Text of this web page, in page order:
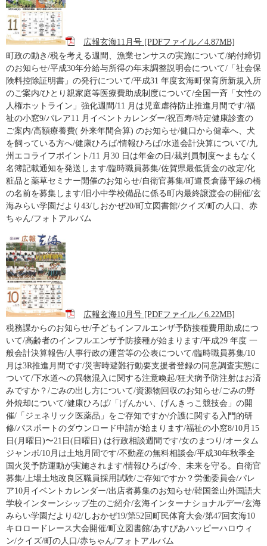
広報玄海11月号 [PDFファイル／4.87MB]
町政の動き/税を考える週間、漁業センサスの実施について/納付締切
のお知らせ/平成30年分給与所得の年末調整説明会について/「社会保
険料控除証明書」の発行について/平成31 年度玄海町保育所新規入所
のご案内/ひとり親家庭等医療費助成制度について/全国一斉「女性の
人権ホットライン」強化週間/11 月は児童虐待防止推進月間です/福
祉の小窓9/パレア11 月イベントカレンダー/祝百寿/特定健康診査の
ご案内/高額療養費( 外来年間合算) のお知らせ/健口から健幸へ、犬
を飼っている方へ/健康ひろば/情報ひろば/水道会計決算について/九
州エコライフポイント/11 月30 日は年金の日/裁判員制度〜まもなく
名簿記載通知を発送します/臨時職員募集/佐賀県最低賃金の改定/化
粧品と薬草セミナー開催のお知らせ/自衛官募集/町道長倉藤平線の橋
の名前を募集します/旧小中学校備品に係る町内最終譲渡会の開催/玄
海みらい学園だより43/しおかぜ20/町立図書館/クイズ/町の人口、赤
ちゃん/フォトアルバム
広報玄海10月号 [PDFファイル／6.22MB]
税務課からのお知らせ/子どもインフルエンザ予防接種費用助成につ
いて/高齢者のインフルエンザ予防接種が始まります/平成29 年度 一
般会計決算報告/人事行政の運営等の公表について/臨時職員募集/10
月は3R推進月間です/災害時避難行動要支援者登録の同意調査実態に
ついて/下水道への異物混入に関する注意喚起/狂犬病予防注射はお済
みですか？/ごみの出し方について/資源物回収のお知らせ/ごみの野
外焼却について/健康ひろば/「げんかい、げんきっこ競技会」の開
催/「ジェネリック医薬品」をご存知ですか/介護に関する入門的研
修/パスポートのダウンロード申請が始まります/福祉の小窓8/10月15
日(月曜日)〜21日(日曜日) は行政相談週間です/女のまつり/オータム
ジャンボ/10月は土地月間です/不動産の無料相談会/平成30年秋季全
国火災予防運動が実施されます/情報ひろば/今、未来を守る。自衛官
募集/上場土地改良区職員採用試験/ご存知ですか？労働委員会/パレ
ア10月イベントカレンダー/出店者募集のお知らせ/韓国釜山外国語大
学校インターンシップ生のご紹介/玄海インターナショナルデー/玄海
みらい学園だより42/しおかぜ19/第52回町民体育大会/第47回玄海10
キロロードレース大会開催/町立図書館/あすぴあハッピーハロウィ
ン/クイズ/町の人口/赤ちゃん/フォトアルバム